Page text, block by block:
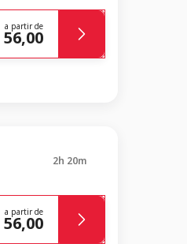
a partir de
56,00
2h 20m
a partir de
56,00